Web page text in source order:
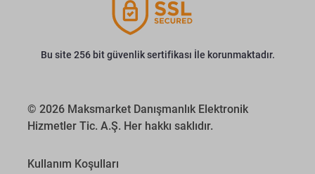
Bu site 256 bit güvenlik sertifikası İle korunmaktadır.
© 2026 Maksmarket Danışmanlık Elektronik
Hizmetler Tic. A.Ş. Her hakkı saklıdır.
Kullanım Koşulları